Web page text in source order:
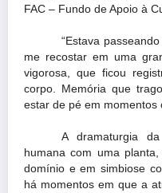
FAC – Fundo de Apoio à
“Estava
me recostar em uma
vigorosa, que ficou
corpo. Memória que
estar de pé em momentos
A dramaturgia
humana com uma
domínio e em simbiose
há momentos em que a